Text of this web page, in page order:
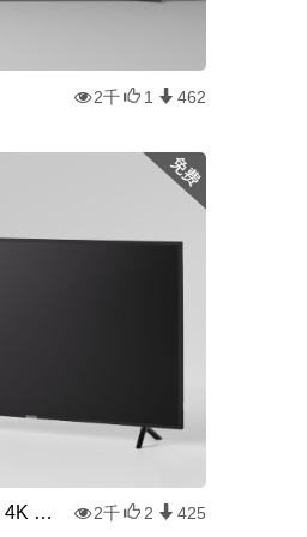
2千 1 462
Samsung UHD 4K Smart TV电视 2千 2 425